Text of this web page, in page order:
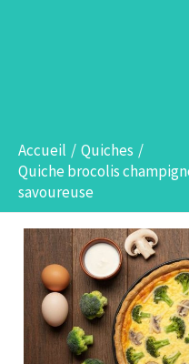
Accueil
Quiches
Quiche brocolis
savoureuse